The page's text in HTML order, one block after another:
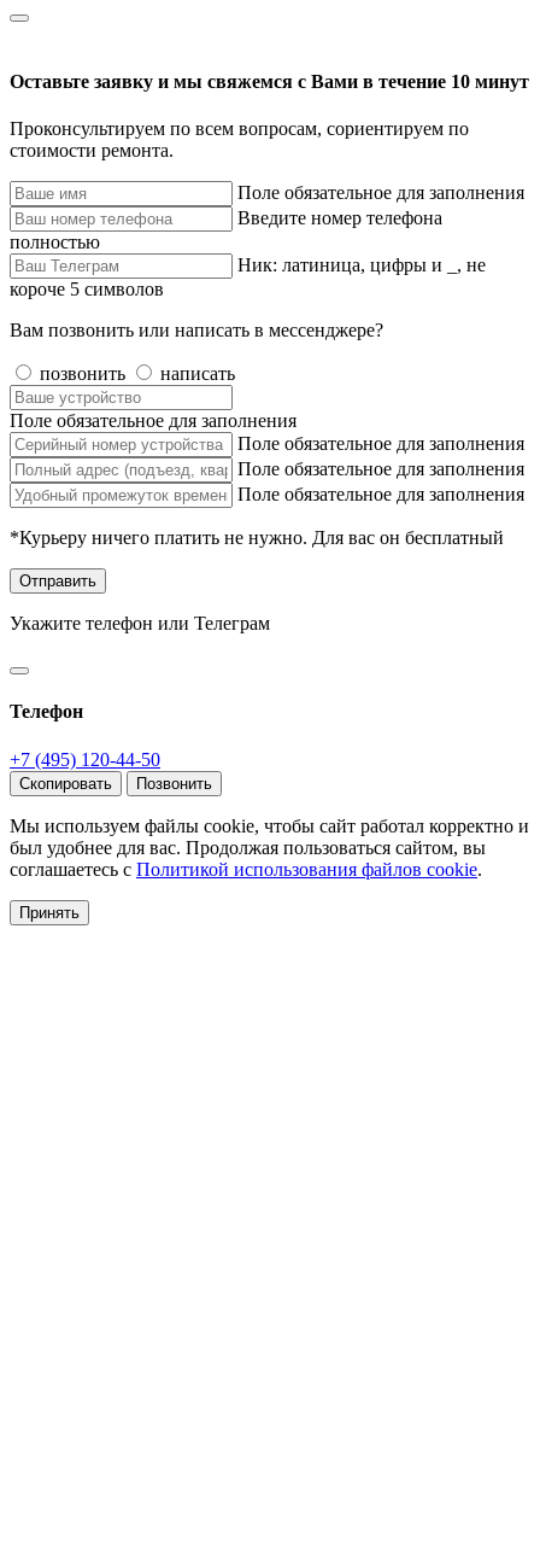
Оставьте заявку и мы свяжемся с Вами в течение 10 минут
Проконсультируем по всем вопросам, сориентируем по
стоимости ремонта.
Поле обязательное для заполнения
Введите номер телефона
полностью
Ник: латиница, цифры и _, не
короче 5 символов
Вам позвонить или написать в мессенджере?
позвонить написать
Поле обязательное для заполнения
Поле обязательное для заполнения
Поле обязательное для заполнения
Поле обязательное для заполнения
*Курьеру ничего платить не нужно. Для вас он бесплатный
Отправить
Укажите телефон или Телеграм
Телефон
+7 (495) 120-44-50
Скопировать Позвонить
Мы используем файлы cookie, чтобы сайт работал корректно и
был удобнее для вас. Продолжая пользоваться сайтом, вы
соглашаетесь с Политикой использования файлов cookie.
Принять